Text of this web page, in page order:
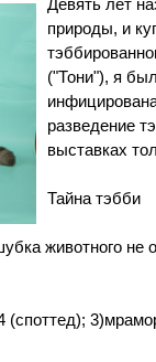
Девять лет
природы, и
("Тони"), я
разведение
выставках
Тайна тэбби
животного не